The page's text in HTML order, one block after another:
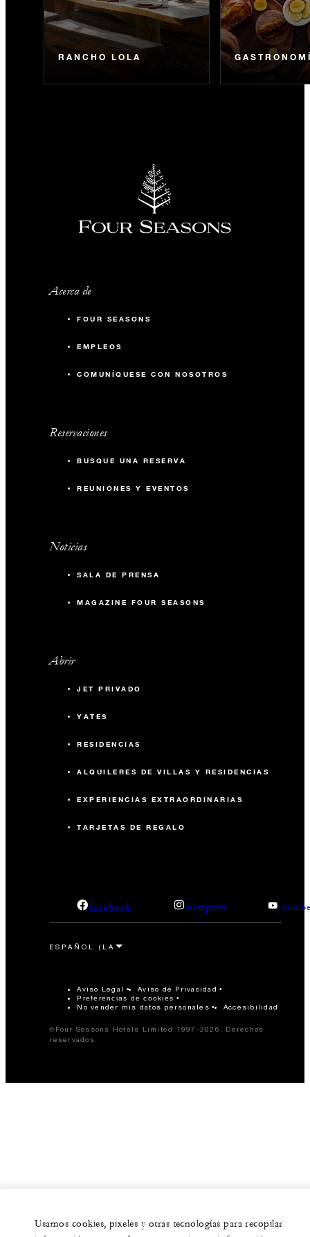
RANCHO LOLA
Acerca de
FOUR SEASONS
EMPLEOS
COMUNÍQUESE CON NOSOTROS
Reservaciones
BUSQUE UNA RESERVA
REUNIONES Y EVENTOS
Noticias
SALA DE PRENSA
MAGAZINE FOUR SEASONS
Abrir
JET PRIVADO
YATES
RESIDENCIAS
ALQUILERES DE VILLAS Y RESIDENCIAS
EXPERIENCIAS EXTRAORDINARIAS
TARJETAS DE REGALO
facebook instagram
Aviso Legal Aviso de Privacidad
Preferencias de cookies
No vender mis datos personales Accesibilidad
©Four Seasons Hotels Limited 1997-2026. Derechos
reservados.
Usamos cookies, pixeles y otras tecnologías para recopilar